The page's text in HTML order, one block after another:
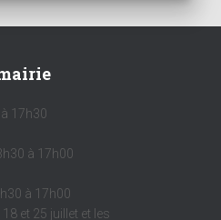
17h30
à 17h00
à 17h00
et 25 juillet et les